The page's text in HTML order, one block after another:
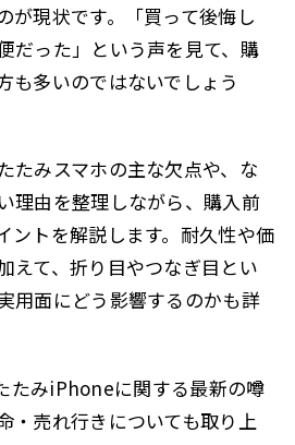
が現状です。「買って後悔し
だった」という声を見て、購
も多いのではないでしょう
たみスマホの主な欠点や、な
理由を整理しながら、購入前
ントを解説します。耐久性や価
えて、折り目やつなぎ目とい
用面にどう影響するのかも詳
たみiPhoneに関する最新の噂
・売れ行きについても取り上